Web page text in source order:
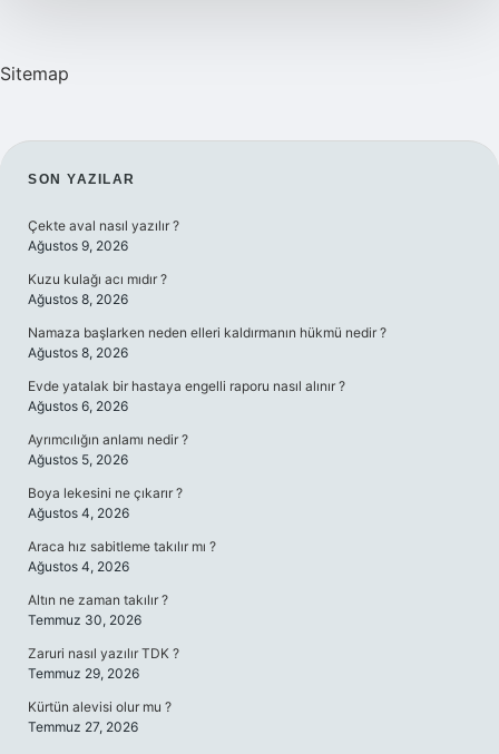
Sitemap
SIDEBAR
SON YAZILAR
Çekte aval nasıl yazılır ?
Ağustos 9, 2026
Kuzu kulağı acı mıdır ?
Ağustos 8, 2026
Namaza başlarken neden elleri kaldırmanın hükmü nedir ?
Ağustos 8, 2026
Evde yatalak bir hastaya engelli raporu nasıl alınır ?
Ağustos 6, 2026
Ayrımcılığın anlamı nedir ?
Ağustos 5, 2026
Boya lekesini ne çıkarır ?
Ağustos 4, 2026
Araca hız sabitleme takılır mı ?
Ağustos 4, 2026
Altın ne zaman takılır ?
Temmuz 30, 2026
Zaruri nasıl yazılır TDK ?
Temmuz 29, 2026
Kürtün alevisi olur mu ?
Temmuz 27, 2026